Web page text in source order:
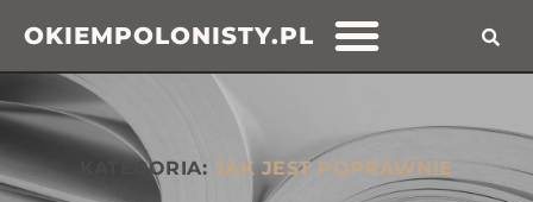
OKIEMPOLONISTY.PL
KATEGORIA: JAK JEST POPRAWNIE